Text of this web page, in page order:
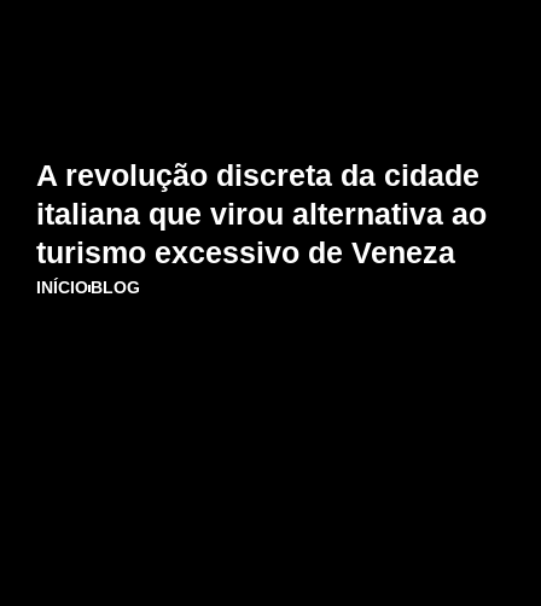
A revolução discreta da cidade
italiana que virou alternativa ao
turismo excessivo de Veneza
INÍCIOBLOG